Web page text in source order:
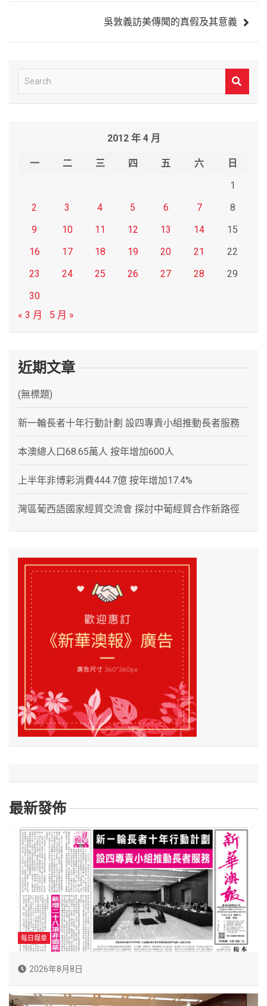
吳敦義訪美傳聞的真假及其意義
e
2012 年 4 月
一 二 三 四 五 六
日
1
2
3 4 5 6 7
8
9
10 11 12 13 14
15
16
17 18 19 20 21
22
23
24 25 26 27 28
29
30
« 3 月
5 月 »
近期文章
(無標題)
新一輪長者十年行動計劃 設四專責小組推動長者服務
本澳總人口68.65萬人 按年增加600人
上半年非博彩消費444.7億 按年增加17.4%
灣區葡西語國家經貿交流會 探討中葡經貿合作新路徑
最新發佈
每日報章
2026年8月8日